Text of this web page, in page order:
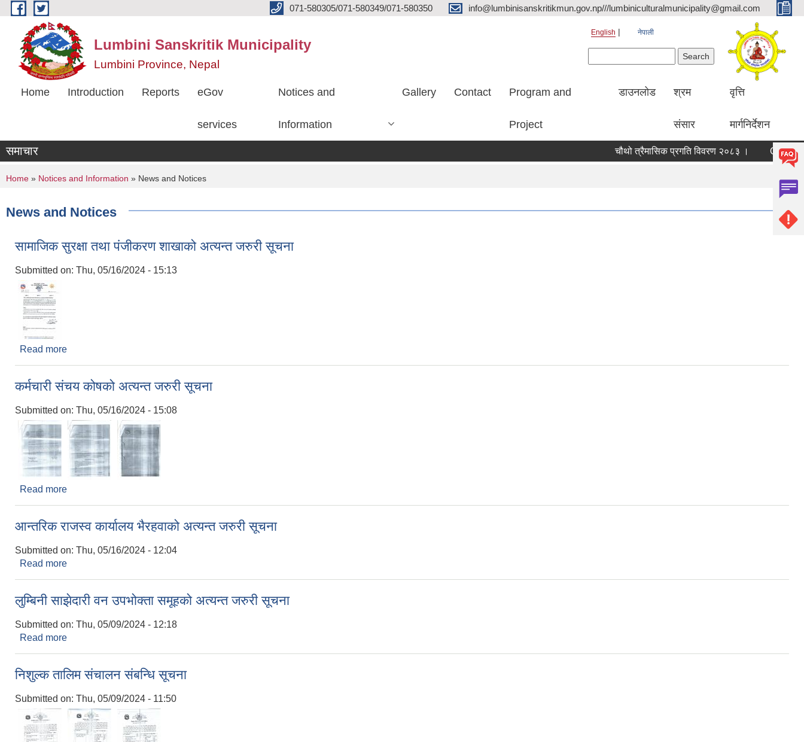
Skip to main content 071-580305/071-580349/071-580350 info@lumbinisanskritikmun.gov.np///lumbiniculturalmunicipality@gmail.com
Lumbini Sanskritik Municipality
Lumbini Province, Nepal
English नेपाली
Home Introduction Reports eGov
services
Notices and
Information
Gallery Contact Program and
Project
डाउनलोड श्रम
संसार
वृत्ति
मार्गनिर्देशन
समाचार चौथो त्रैमासिक प्रगति विवरण २०८३ । Qualified
You are here
Home » Notices and Information » News and Notices
News and Notices
सामाजिक सुरक्षा तथा पंजीकरण शाखाको अत्यन्त जरुरी सूचना
Submitted on: Thu, 05/16/2024 - 15:13
Read more
कर्मचारी संचय कोषको अत्यन्त जरुरी सूचना
Submitted on: Thu, 05/16/2024 - 15:08
Read more
आन्तरिक राजस्व कार्यालय भैरहवाको अत्यन्त जरुरी सूचना
Submitted on: Thu, 05/16/2024 - 12:04
Read more
लुम्बिनी साझेदारी वन उपभोक्ता समूहको अत्यन्त जरुरी सूचना
Submitted on: Thu, 05/09/2024 - 12:18
Read more
निशुल्क तालिम संचालन संबन्धि सूचना
Submitted on: Thu, 05/09/2024 - 11:50